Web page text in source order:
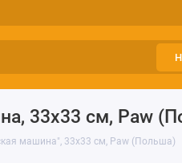
33х33 см, Paw
машина", 33х33 см, Paw (Польша)